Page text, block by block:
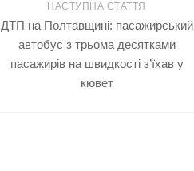
НАСТУПНА СТАТТЯ
ДТП на Полтавщині: пасажирський
автобус з трьома десятками
пасажирів на швидкості з’їхав у
кювет